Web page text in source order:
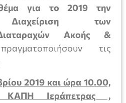
για το 2019 την
Διαχείριση των
Ακοής &
τις
2019 και ώρα 10.00,
Ιεράπετρας ,